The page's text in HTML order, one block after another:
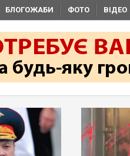
БЛОГОЖАБИ ФОТО ВІДЕО